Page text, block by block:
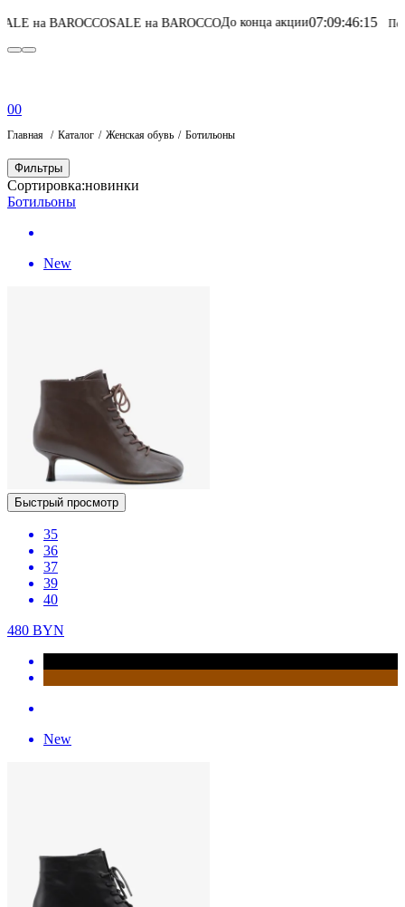
SALE на BAROCCOДо конца акции07:09:46:15 Перейти в каталог
00
Главная Каталог Женская обувь Ботильоны
Фильтры
Сортировка:новинки
Ботильоны
New
Быстрый просмотр
35
36
37
39
40
480 BYN
New